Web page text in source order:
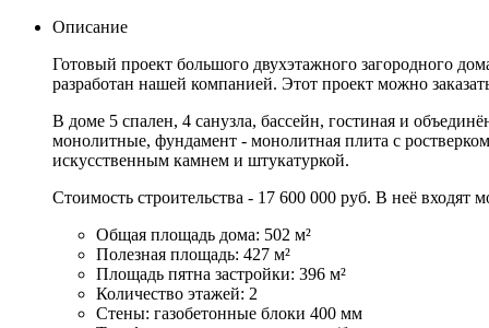
Описание
Готовый проект большого двухэтажного загородного
разработан нашей компанией. Этот проект можно
В доме 5 спален, 4 санузла, бассейн, гостиная и
монолитные, фундамент - монолитная плита с
искусственным камнем и штукатуркой.
Стоимость строительства - 17 600 000 руб. В неё
Общая площадь дома: 502 м²
Полезная площадь: 427 м²
Площадь пятна застройки: 396 м²
Количество этажей: 2
Стены: газобетонные блоки 400 мм